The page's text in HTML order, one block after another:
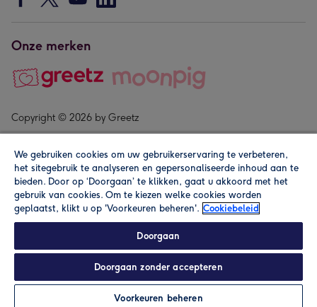
In winkelmand Personaliseren
Onze merken
Copyright © 2026 by Greetz
Alle prijzen zijn inclusief btw en andere heffingen. Lees de
We gebruiken cookies om uw gebruikerservaring te verbeteren,
het sitegebruik te analyseren en gepersonaliseerde inhoud aan te
bieden. Door op ‘Doorgaan’ te klikken, gaat u akkoord met het
gebruik van cookies. Om te kiezen welke cookies worden
geplaatst, klikt u op 'Voorkeuren beheren'. Cookiebeleid
Doorgaan
Doorgaan zonder accepteren
Voorkeuren beheren